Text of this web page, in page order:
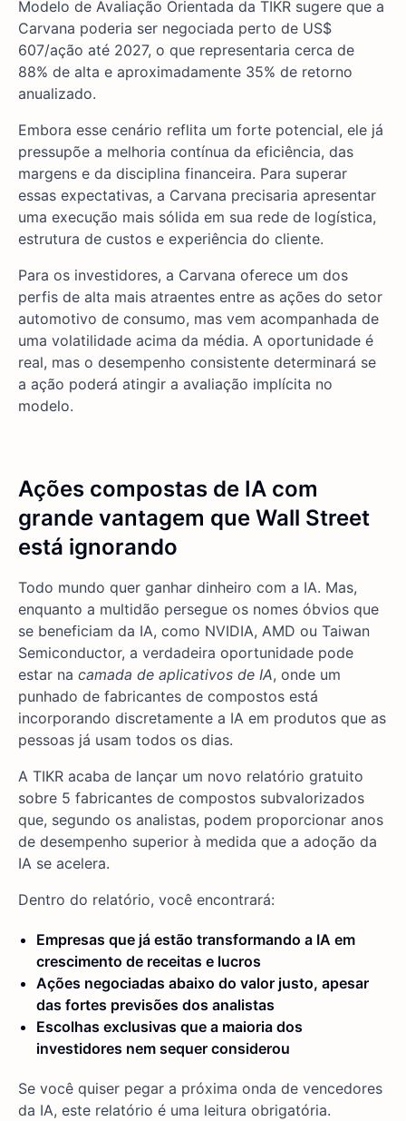
Modelo de Avaliação Orientada da TIKR sugere que a
Carvana poderia ser negociada perto de US$
607/ação até 2027, o que representaria cerca de
88% de alta e aproximadamente 35% de retorno
anualizado.
Embora esse cenário reflita um forte potencial, ele já
pressupõe a melhoria contínua da eficiência, das
margens e da disciplina financeira. Para superar
essas expectativas, a Carvana precisaria apresentar
uma execução mais sólida em sua rede de logística,
estrutura de custos e experiência do cliente.
Para os investidores, a Carvana oferece um dos
perfis de alta mais atraentes entre as ações do setor
automotivo de consumo, mas vem acompanhada de
uma volatilidade acima da média. A oportunidade é
real, mas o desempenho consistente determinará se
a ação poderá atingir a avaliação implícita no
modelo.
Ações compostas de IA com
grande vantagem que Wall Street
está ignorando
Todo mundo quer ganhar dinheiro com a IA. Mas,
enquanto a multidão persegue os nomes óbvios que
se beneficiam da IA, como NVIDIA, AMD ou Taiwan
Semiconductor, a verdadeira oportunidade pode
estar na camada de aplicativos de IA, onde um
punhado de fabricantes de compostos está
incorporando discretamente a IA em produtos que as
pessoas já usam todos os dias.
A TIKR acaba de lançar um novo relatório gratuito
sobre 5 fabricantes de compostos subvalorizados
que, segundo os analistas, podem proporcionar anos
de desempenho superior à medida que a adoção da
IA se acelera.
Dentro do relatório, você encontrará:
Empresas que já estão transformando a IA em
crescimento de receitas e lucros
Ações negociadas abaixo do valor justo, apesar
das fortes previsões dos analistas
Escolhas exclusivas que a maioria dos
investidores nem sequer considerou
Se você quiser pegar a próxima onda de vencedores
da IA, este relatório é uma leitura obrigatória.